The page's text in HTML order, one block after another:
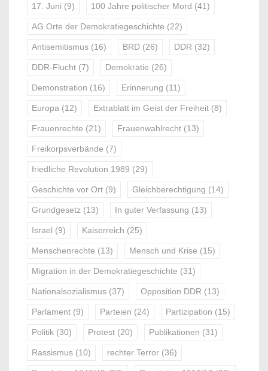
17. Juni (9) 100 Jahre politischer Mord (41)
AG Orte der Demokratiegeschichte (22)
Antisemitismus (16) BRD (26) DDR (32)
DDR-Flucht (7) Demokratie (26)
Demonstration (16) Erinnerung (11)
Europa (12) Extrablatt im Geist der Freiheit (8)
Frauenrechte (21) Frauenwahlrecht (13)
Freikorpsverbände (7)
friedliche Revolution 1989 (29)
Geschichte vor Ort (9) Gleichberechtigung (14)
Grundgesetz (13) In guter Verfassung (13)
Israel (9) Kaiserreich (25)
Menschenrechte (13) Mensch und Krise (15)
Migration in der Demokratiegeschichte (31)
Nationalsozialismus (37) Opposition DDR (13)
Parlament (9) Parteien (24) Partizipation (15)
Politik (30) Protest (20) Publikationen (31)
Rassismus (10) rechter Terror (36)